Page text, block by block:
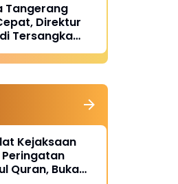
Nasional
Tangerang
Direktur
Tersangka
Korupsi
Boeing 737-
Kejaksaan
Peringatan
Quran, Buka